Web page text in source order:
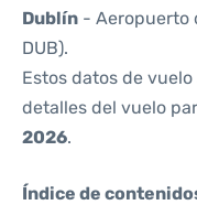
Dublín - Aeropuerto
DUB).
Estos datos de
detalles del vuelo
2026.
Índice de